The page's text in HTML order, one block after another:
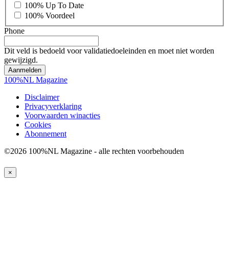
100% Up To Date
100% Voordeel
Phone
Dit veld is bedoeld voor validatiedoeleinden en moet niet worden
gewijzigd.
100%NL Magazine
Disclaimer
Privacyverklaring
Voorwaarden winacties
Cookies
Abonnement
©2026 100%NL Magazine - alle rechten voorbehouden
×